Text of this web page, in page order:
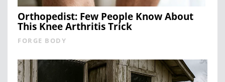
Orthopedist: Few People Know About
This Knee Arthritis Trick
FORGE BODY